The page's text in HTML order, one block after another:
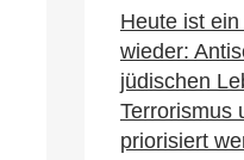
Heute ist
wieder:
jüdischen
Terrorismus
priorisiert